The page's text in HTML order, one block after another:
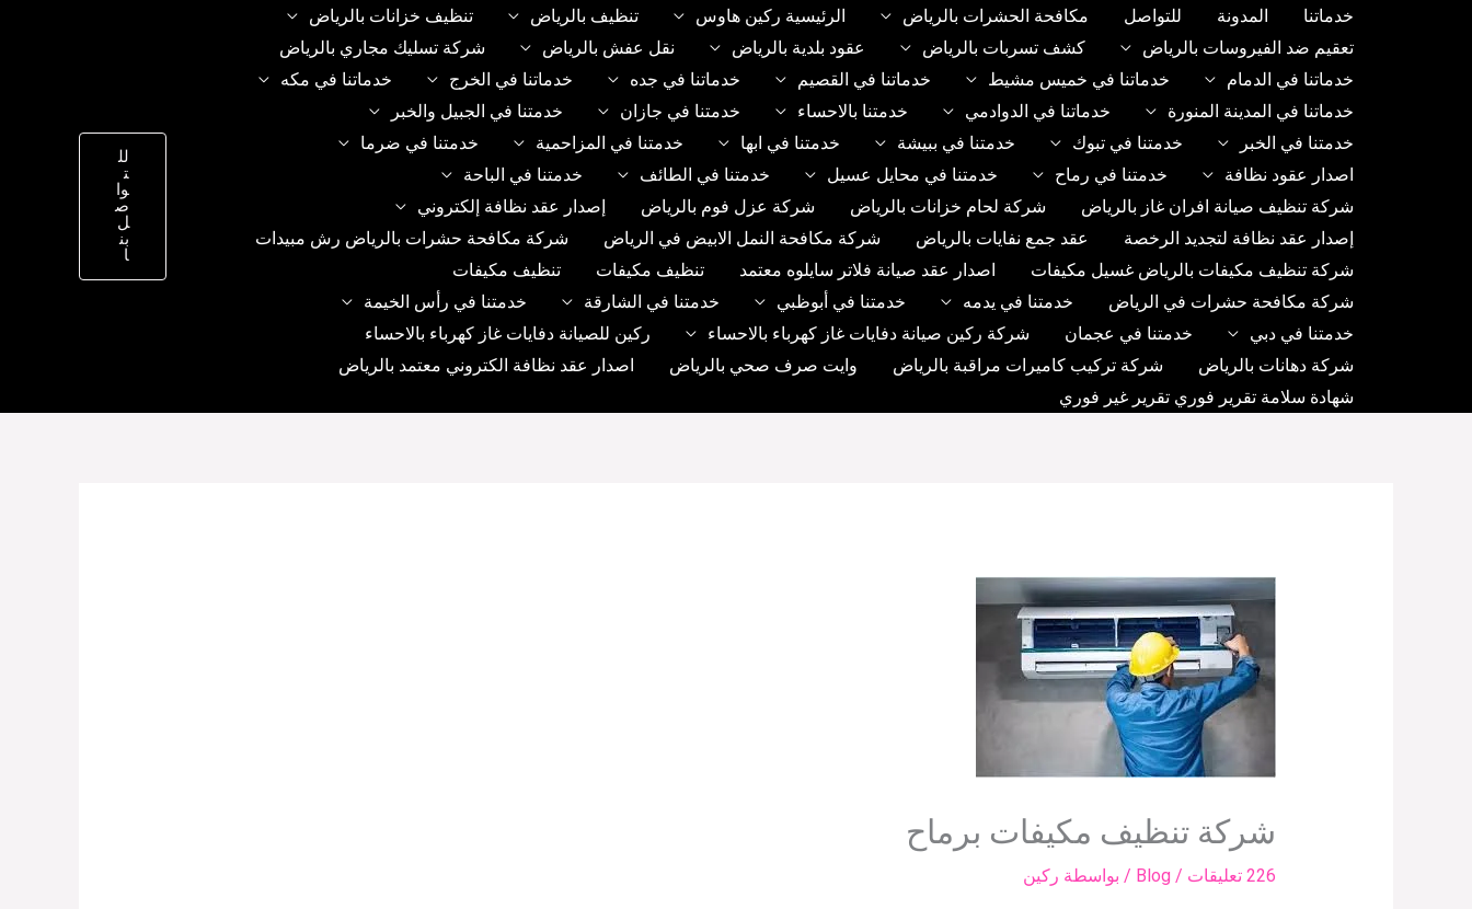
خدماتنا المدونة للتواصل مكافحة الحشرات بالرياض الرئيسية ركين هاوس تنظيف بالرياض
تنظيف خزانات بالرياض
تعقيم ضد الفيروسات بالرياض
كشف تسربات بالرياض عقود بلدية بالرياض نقل عفش بالرياض
شركة تسليك مجاري بالرياض
خدماتنا في الدمام
خدماتنا في خميس مشيط خدماتنا في القصيم خدماتنا في جده خدماتنا في الخرج
خدماتنا في مكه
خدماتنا في المدينة المنورة
خدماتنا في الدوادمي خدمتنا بالاحساء خدمتنا في جازان
خدمتنا في الجبيل والخبر
خدمتنا في الخبر
خدمتنا في تبوك خدمتنا في ببيشة خدمتنا في ابها خدمتنا في المزاحمية
خدمتنا في ضرما
اصدار عقود نظافة
خدمتنا في رماح خدمتنا في محايل عسيل خدمتنا في الطائف
خدمتنا في الباحة
شركة تنظيف صيانة افران غاز بالرياض
شركة لحام خزانات بالرياض شركة عزل فوم بالرياض
إصدار عقد نظافة إلكتروني
إصدار عقد نظافة لتجديد الرخصة
عقد جمع نفايات بالرياض شركة مكافحة النمل الابيض في الرياض
شركة مكافحة حشرات بالرياض رش مبيدات
شركة تنظيف مكيفات بالرياض غسيل مكيفات
اصدار عقد صيانة فلاتر سايلوه معتمد تنظيف مكيفات
تنظيف مكيفات
شركة مكافحة حشرات في الرياض
خدمتنا في يدمه خدمتنا في أبوظبي خدمتنا في الشارقة
خدمتنا في رأس الخيمة
خدمتنا في دبي
خدمتنا في عجمان شركة ركين صيانة دفايات غاز كهرباء بالاحساء
ركين للصيانة دفايات غاز كهرباء بالاحساء
شركة دهانات بالرياض
شركة تركيب كاميرات مراقبة بالرياض وايت صرف صحي بالرياض
اصدار عقد نظافة الكتروني معتمد بالرياض
شهادة سلامة تقرير فوري تقرير غير فوري
لل
ت
وا
ص
ل
بن
ا
شركة تنظيف مكيفات برماح
226 تعليقات /
Blog / بواسطة ركين